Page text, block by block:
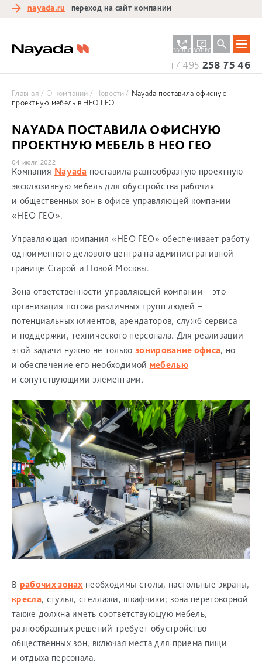
nayada.ru переход на сайт компании
ЗАКАЗАТЬ
ЗВОНОК
ЗАДАТЬ
ВОПРОС
+7 495 258 75 46
Главная О компании Новости
Nayada поставила офисную
проектную мебель в НЕО ГЕО
NAYADA ПОСТАВИЛА ОФИСНУЮ
ПРОЕКТНУЮ МЕБЕЛЬ В НЕО ГЕО
04 июля 2022
Компания Nayada поставила разнообразную проектную
эксклюзивную мебель для обустройства рабочих
и общественных зон в офисе управляющей компании
«НЕО ГЕО».
Управляющая компания «НЕО ГЕО» обеспечивает работу
одноименного делового центра на административной
границе Старой и Новой Москвы.
Зона ответственности управляющей компании – это
организация потока различных групп людей –
потенциальных клиентов, арендаторов, служб сервиса
и поддержки, технического персонала. Для реализации
этой задачи нужно не только зонирование офиса, но
и обеспечение его необходимой мебелью
и сопутствующими элементами.
В рабочих зонах необходимы столы, настольные экраны,
кресла, стулья, стеллажи, шкафчики; зона переговорной
также должна иметь соответствующую мебель,
разнообразных решений требует обустройство
общественных зон, включая места для приема пищи
и отдыха персонала.